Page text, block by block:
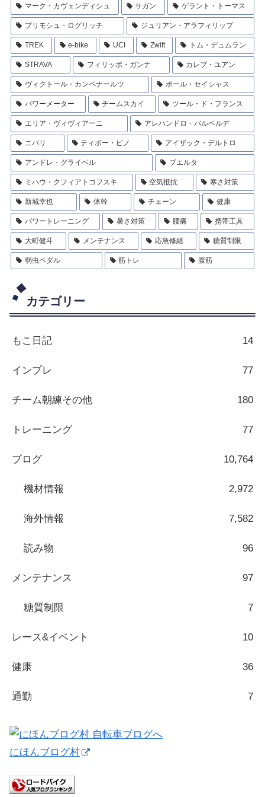
マーク・カヴェンディシュ サガン ゲラント・トーマス
プリモシュ・ログリッチ ジュリアン・アラフィリップ
TREK e-bike UCI Zwift トム・デュムラン
STRAVA フィリッポ・ガンナ カレブ・ユアン
ヴィクトール・カンペナールツ ポール・セイシャス
パワーメーター チームスカイ ツール・ド・フランス
エリア・ヴィヴィアーニ アレハンドロ・バルベルデ
ニバリ ティボー・ピノ アイザック・デルトロ
アンドレ・グライペル ブエルタ
ミハウ・クフィアトコフスキ 空気抵抗 寒さ対策
新城幸也 体幹 チェーン 健康
パワートレーニング 暑さ対策 腰痛 携帯工具
大町健斗 メンテナンス 応急修繕 糖質制限
弱虫ペダル 筋トレ 腹筋
カテゴリー
もこ日記 14
インプレ 77
チーム朝練その他 180
トレーニング 77
ブログ 10,764
機材情報 2,972
海外情報 7,582
読み物 96
メンテナンス 97
糖質制限 7
レース&イベント 10
健康 36
通勤 7
にほんブログ村